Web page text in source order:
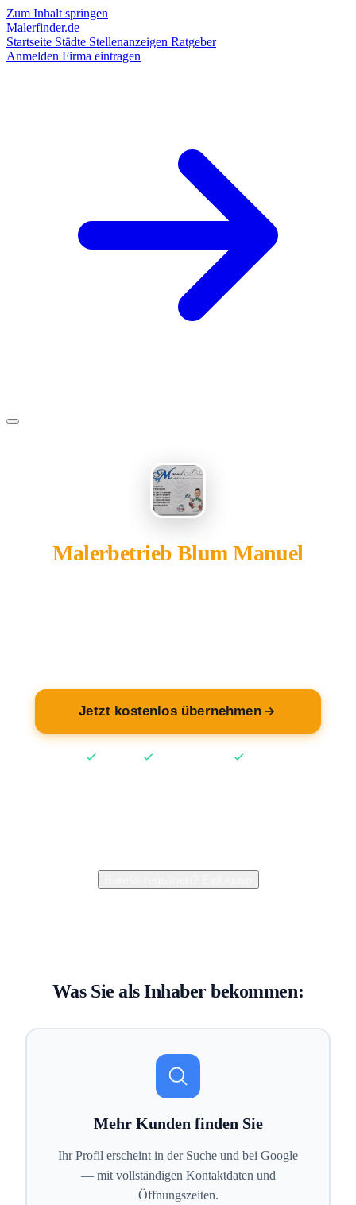
Zum Inhalt springen
Malerfinder.de
Startseite Städte Stellenanzeigen Ratgeber
Anmelden Firma eintragen
Malerbetrieb Blum Manuel
Jetzt kostenlos übernehmen
Was Sie als Inhaber bekommen:
Mehr Kunden finden Sie
Ihr Profil erscheint in der Suche und bei Google
— mit vollständigen Kontaktdaten und
Öffnungszeiten.